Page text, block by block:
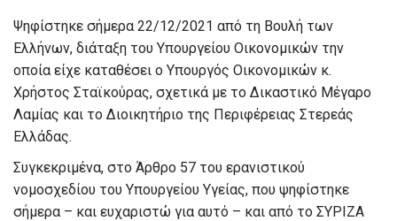
Ψηφίστηκε σήμερα 22/12/2021 από τη Βουλή των
Ελλήνων, διάταξη του Υπουργείου Οικονομικών την
οποία είχε καταθέσει ο Υπουργός Οικονομικών κ.
Χρήστος Σταϊκούρας, σχετικά με το Δικαστικό Μέγαρο
Λαμίας και το Διοικητήριο της Περιφέρειας Στερεάς
Ελλάδας.
Συγκεκριμένα, στο Άρθρο 57 του ερανιστικού
νομοσχεδίου του Υπουργείου Υγείας, που ψηφίστηκε
σήμερα – και ευχαριστώ για αυτό – και από το ΣΥΡΙΖΑ